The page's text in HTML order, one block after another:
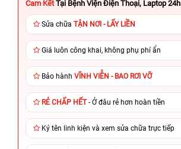
Cam Kết Tại Bệnh Viện Điện Thoại, Laptop 24h
Sửa chữa TẬN NƠI - LẤY LIỀN
Giá luôn công khai, không phụ phí ẩn
Bảo hành VĨNH VIỄN - BAO RƠI VỠ
RẺ CHẤP HẾT- Ở đâu rẻ hơn hoàn tiền
Ký tên linh kiện và xem sửa chữa trực tiếp